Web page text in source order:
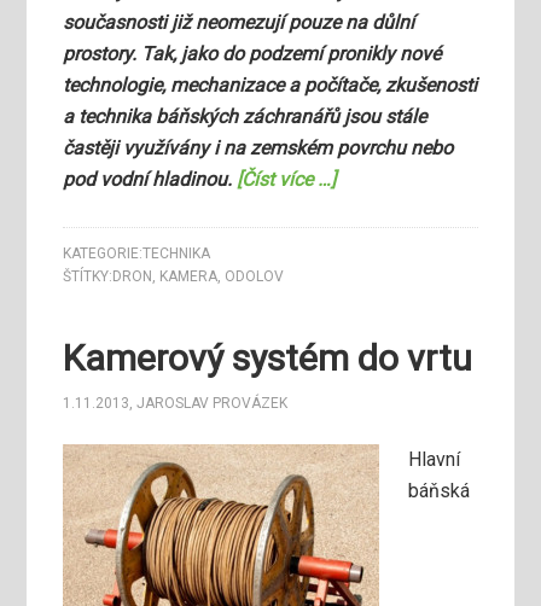
současnosti již neomezují pouze na důlní
prostory. Tak, jako do podzemí pronikly nové
technologie, mechanizace a počítače, zkušenosti
a technika báňských záchranářů jsou stále
častěji využívány i na zemském povrchu nebo
pod vodní hladinou. [Číst více …]
KATEGORIE:TECHNIKA
ŠTÍTKY: DRON , KAMERA, ODOLOV
Kamerový systém do vrtu
1.11.2013,JAROSLAV PROVÁZEK
Hlavní
báňská